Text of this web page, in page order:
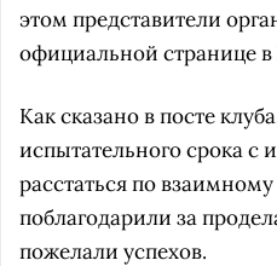
этом представители
официальной странице в
Как сказано в посте
испытательного срока с
расстаться по
поблагодарили за
пожелали успехов.